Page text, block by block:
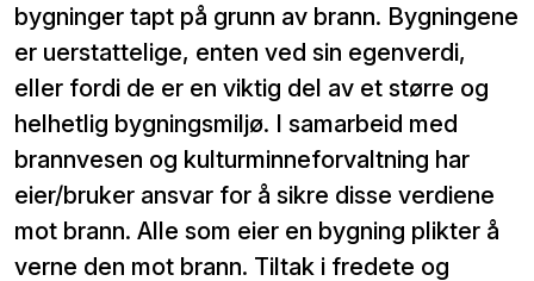
bygninger tapt på grunn av brann. Bygningene
er uerstattelige, enten ved sin egenverdi,
eller fordi de er en viktig del av et større og
helhetlig bygningsmiljø. I samarbeid med
brannvesen og kulturminneforvaltning har
eier/bruker ansvar for å sikre disse verdiene
mot brann. Alle som eier en bygning plikter å
verne den mot brann. Tiltak i fredete og